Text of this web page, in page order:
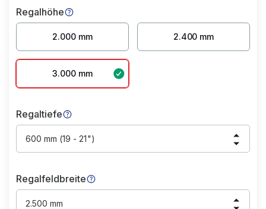
Regalhöhe
2.000 mm 2.400 mm
3.000 mm
Regaltiefe
600 mm (19 - 21")
Regalfeldbreite
2.500 mm